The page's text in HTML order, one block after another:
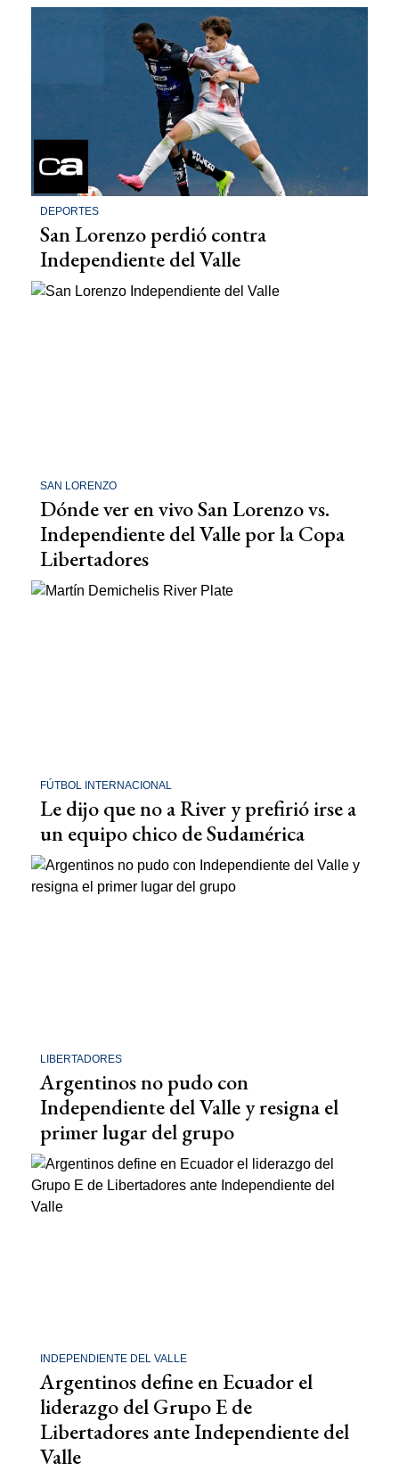
DEPORTES
San Lorenzo perdió contra
Independiente del Valle
SAN LORENZO
Dónde ver en vivo San Lorenzo vs.
Independiente del Valle por la Copa
Libertadores
FÚTBOL INTERNACIONAL
Le dijo que no a River y prefirió irse a
un equipo chico de Sudamérica
LIBERTADORES
Argentinos no pudo con
Independiente del Valle y resigna el
primer lugar del grupo
INDEPENDIENTE DEL VALLE
Argentinos define en Ecuador el
liderazgo del Grupo E de
Libertadores ante Independiente del
Valle